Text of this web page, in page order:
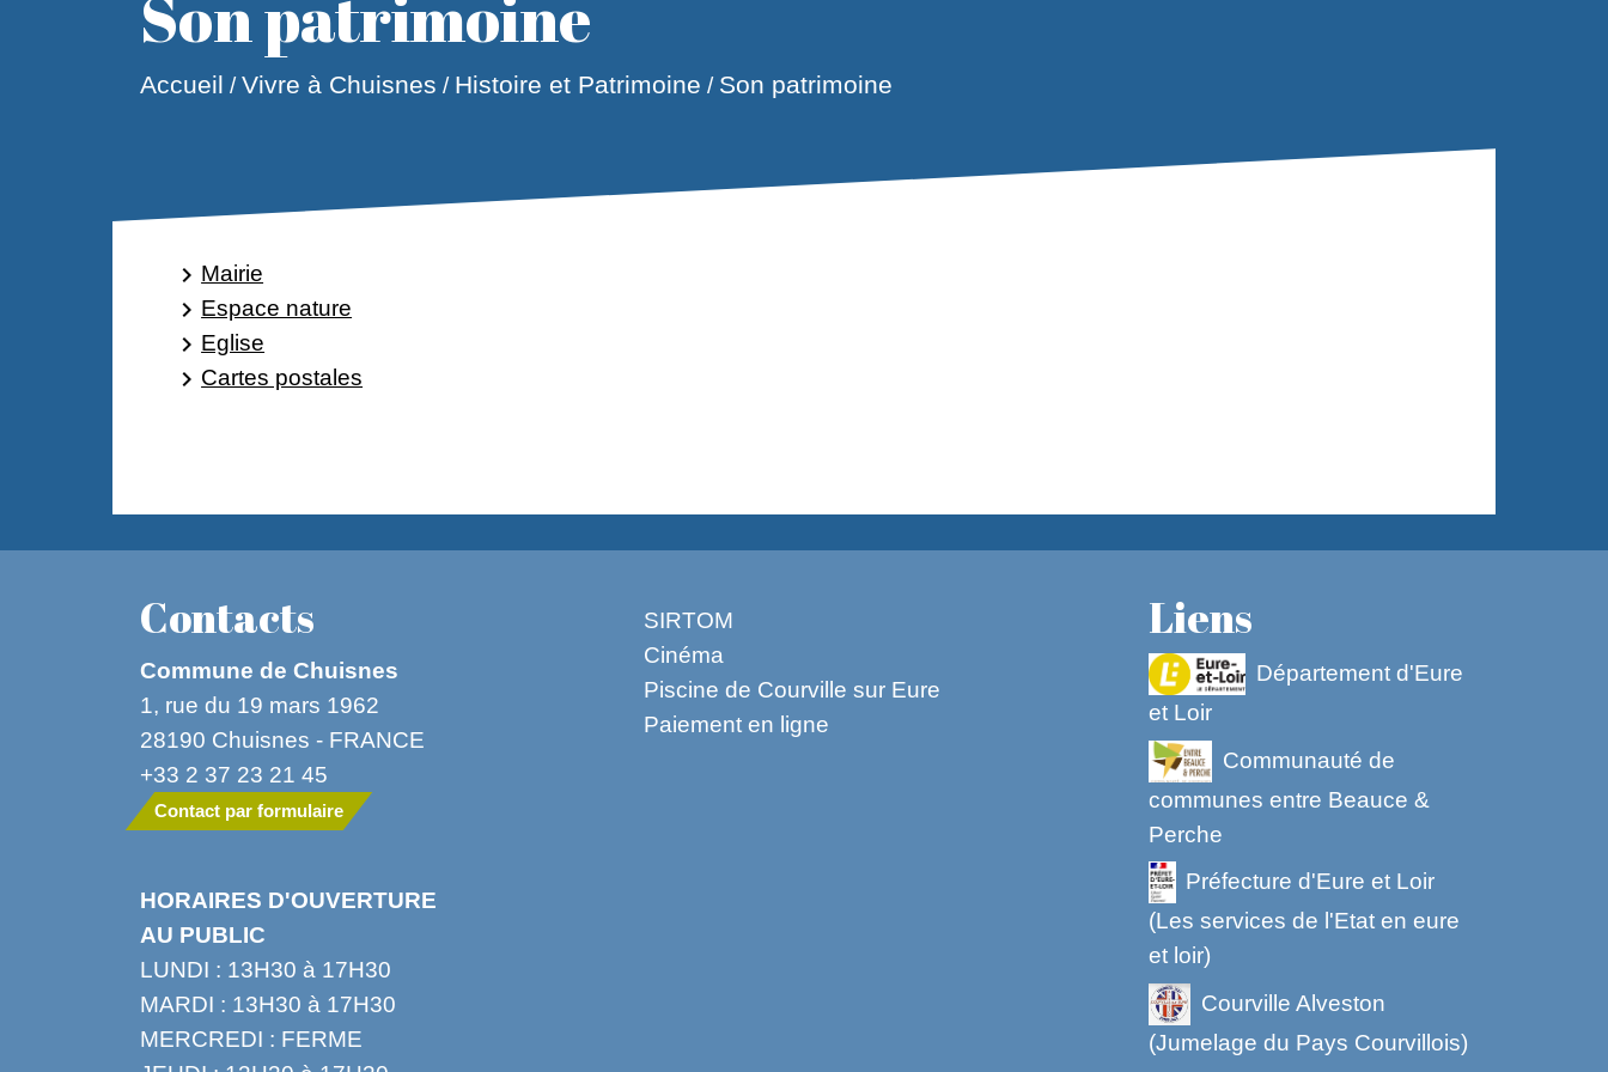
Son patrimoine
Accueil /Vivre à Chuisnes / Histoire et Patrimoine / Son patrimoine
keyboard_arrow_rightMairie
keyboard_arrow_rightEspace nature
keyboard_arrow_rightEglise
keyboard_arrow_rightCartes postales
Contacts
Commune de Chuisnes
1, rue du 19 mars 1962
28190 Chuisnes - FRANCE
+33 2 37 23 21 45
Contact par formulaire
HORAIRES D'OUVERTURE
AU PUBLIC
LUNDI : 13H30 à 17H30
MARDI : 13H30 à 17H30
MERCREDI : FERME
SIRTOM
Cinéma
Piscine de Courville sur Eure
Paiement en ligne
Liens
Département d'Eure
et Loir
Communauté de
communes entre Beauce &
Perche
Préfecture d'Eure et Loir
(Les services de l'Etat en eure
et loir)
Courville Alveston
(Jumelage du Pays Courvillois)